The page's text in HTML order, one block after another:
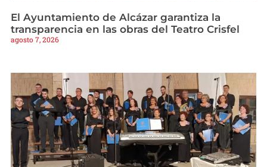
El Ayuntamiento de Alcázar garantiza la
transparencia en las obras del Teatro Crisfel
agosto 7, 2026